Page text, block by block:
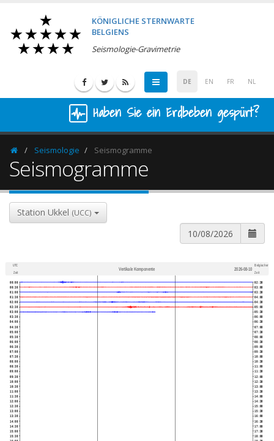
KÖNIGLICHE STERNWARTE
BELGIENS
Seismologie-Gravimetrie
DE EN FR NL
Haben Sie ein Erdbeben gespürt?
HomepageSeismologie Seismogramme
Seismogramme
Station Ukkel (UCC)
UTC
Zeit
Vertikale Komponente 2026-08-10
Belgischer
Zeit
00:00
00:30
01:00
01:30
02:00
02:30
03:00
03:30
04:00
04:30
05:00
05:30
06:00
06:30
07:00
07:30
08:00
08:30
09:00
09:30
10:00
10:30
11:00
11:30
12:00
12:30
13:00
13:30
14:00
14:30
15:00
15:30
02:30
03:00
03:30
04:00
04:30
05:00
05:30
06:00
06:30
07:00
07:30
08:00
08:30
09:00
09:30
10:00
10:30
11:00
11:30
12:00
12:30
13:00
13:30
14:00
14:30
15:00
15:30
16:00
16:30
17:00
17:30
18:00